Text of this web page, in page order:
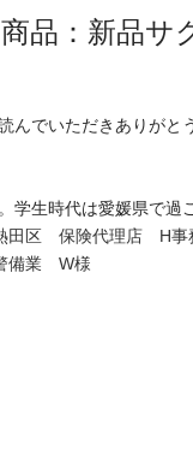
品：新品サ
んでいただきありがと
学生時代は愛媛県で過
田区 保険代理店 H事
備業 W様